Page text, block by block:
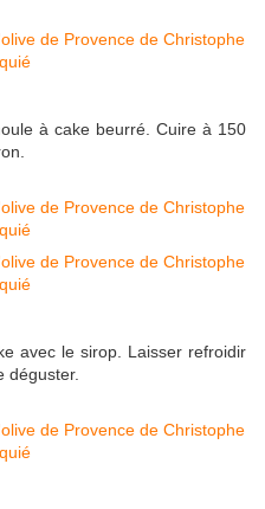
à cake beurré. Cuire à 150
avec le sirop. Laisser refroidir
déguster.